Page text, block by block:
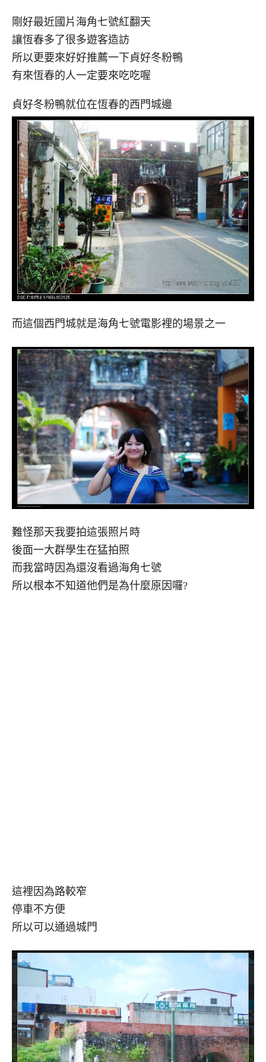
剛好最近國片海角七號紅翻天
讓恆春多了很多遊客造訪
所以更要來好好推薦一下貞好冬粉鴨
有來恆春的人一定要來吃吃喔
貞好冬粉鴨就位在恆春的西門城邊
而這個西門城就是海角七號電影裡的場景之一
難怪那天我要拍這張照片時
後面一大群學生在猛拍照
而我當時因為還沒看過海角七號
所以根本不知道他們是為什麼原因囉?
這裡因為路較窄
停車不方便
所以可以通過城門